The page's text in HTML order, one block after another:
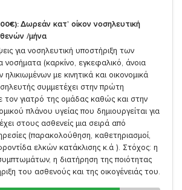
Δωρεάν κατ’ οίκον νοσηλευτική
/μήνα
για νοσηλευτική υποστήριξη των
νοσήματα (καρκίνο, εγκεφαλικό, άνοια
με κινητικά και οικονομικά
συμμετέχει στην πρώτη
τον γιατρό της ομάδας καθώς και στην
πλάνου υγείας που δημιουργείται για
στους ασθενείς μια σειρά από
(παρακολούθηση, καθετηριασμοί,
ελκών κατάκλισης κ.ά ). Στόχος: η
η διατήρηση της ποιότητας
του ασθενούς και της οικογένειάς του.